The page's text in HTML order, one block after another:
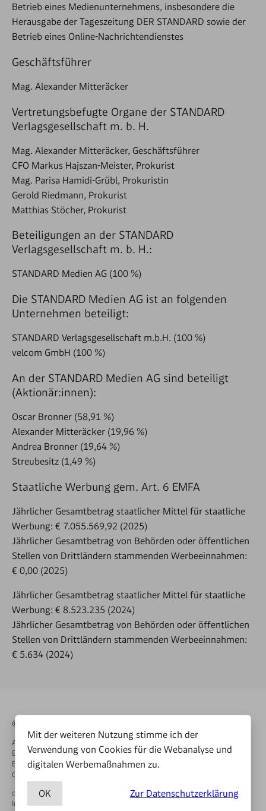
Mit der weiteren Nutzung stimme ich der
Verwendung von Cookies für die Webanalyse und
digitalen Werbemaßnahmen zu.
OK Zur Datenschutzerklärung
Betrieb eines Medienunternehmens, insbesondere die
Herausgabe der Tageszeitung DER STANDARD sowie der
Betrieb eines Online-Nachrichtendienstes
Geschäftsführer
Mag. Alexander Mitteräcker
Vertretungsbefugte Organe der STANDARD
Verlagsgesellschaft m. b. H.
Mag. Alexander Mitteräcker, Geschäftsführer
CFO Markus Hajszan-Meister, Prokurist
Mag. Parisa Hamidi-Grübl, Prokuristin
Gerold Riedmann, Prokurist
Matthias Stöcher, Prokurist
Beteiligungen an der STANDARD
Verlagsgesellschaft m. b. H.:
STANDARD Medien AG (100 %)
Die STANDARD Medien AG ist an folgenden
Unternehmen beteiligt:
STANDARD Verlagsgesellschaft m.b.H. (100 %)
velcom GmbH (100 %)
An der STANDARD Medien AG sind beteiligt
(Aktionär:innen):
Oscar Bronner (58,91 %)
Alexander Mitteräcker (19,96 %)
Andrea Bronner (19,64 %)
Streubesitz (1,49 %)
Staatliche Werbung gem. Art. 6 EMFA
Jährlicher Gesamtbetrag staatlicher Mittel für staatliche
Werbung: € 7.055.569,92 (2025)
Jährlicher Gesamtbetrag von Behörden oder öffentlichen
Stellen von Drittländern stammenden Werbeeinnahmen:
€ 0,00 (2025)
Jährlicher Gesamtbetrag staatlicher Mittel für staatliche
Werbung: € 8.523.235 (2024)
Jährlicher Gesamtbetrag von Behörden oder öffentlichen
Stellen von Drittländern stammenden Werbeeinnahmen:
€ 5.634 (2024)
© STANDARD Verlagsgesellschaft m.b.H. 2026
Alle Rechte vorbehalten. Nutzung ausschließlich für den privaten
Eigenbedarf.
Eine Weiterverwendung und Reproduktion über den persönlichen
Gebrauch hinaus ist nicht gestattet.
derStandard.de
Impressum & Offenlegung